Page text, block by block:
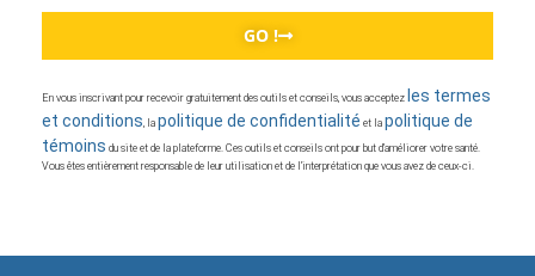
GO !
En vous inscrivant pour recevoir gratuitement des outils et conseils, vous acceptez les termes
et conditions, la politique de confidentialité et la politique de
témoins du site et de la plateforme. Ces outils et conseils ont pour but d’améliorer votre santé.
Vous êtes entièrement responsable de leur utilisation et de l’interprétation que vous avez de ceux-ci.